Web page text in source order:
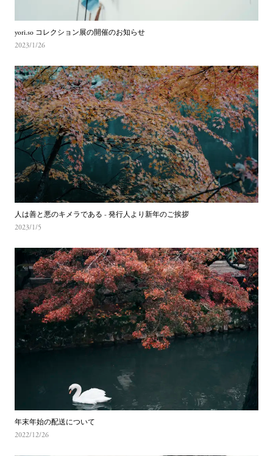
yori.so コレクション展の開催のお知らせ
2023/1/26
人は善と悪のキメラである - 発行人より新年のご挨拶
2023/1/5
年末年始の配送について
2022/12/26